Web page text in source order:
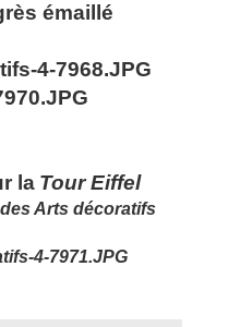
émaillé
la Tour Eiffel
Arts décoratifs